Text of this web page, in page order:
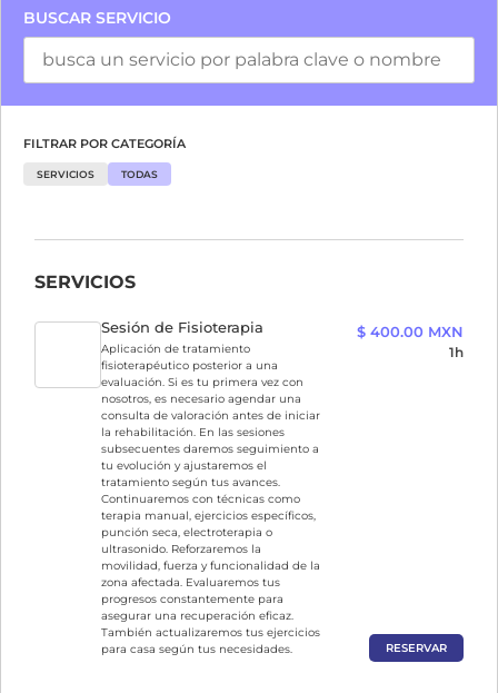
BUSCAR SERVICIO
FILTRAR POR CATEGORÍA
SERVICIOS TODAS
SERVICIOS
Sesión de Fisioterapia
Aplicación de tratamiento
fisioterapéutico posterior a una
evaluación. Si es tu primera vez con
nosotros, es necesario agendar una
consulta de valoración antes de iniciar
la rehabilitación. En las sesiones
subsecuentes daremos seguimiento a
tu evolución y ajustaremos el
tratamiento según tus avances.
Continuaremos con técnicas como
terapia manual, ejercicios específicos,
punción seca, electroterapia o
ultrasonido. Reforzaremos la
movilidad, fuerza y funcionalidad de la
zona afectada. Evaluaremos tus
progresos constantemente para
asegurar una recuperación eficaz.
También actualizaremos tus ejercicios
para casa según tus necesidades.
$ 400.00 MXN
1h
RESERVAR